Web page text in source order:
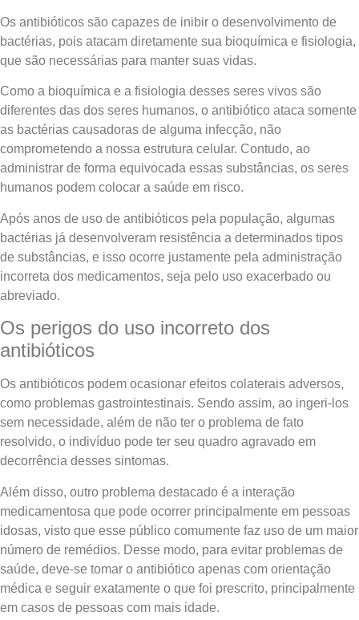
Os antibióticos são capazes de inibir o desenvolvimento de
bactérias, pois atacam diretamente sua bioquímica e fisiologia,
que são necessárias para manter suas vidas.
Como a bioquímica e a fisiologia desses seres vivos são
diferentes das dos seres humanos, o antibiótico ataca somente
as bactérias causadoras de alguma infecção, não
comprometendo a nossa estrutura celular. Contudo, ao
administrar de forma equivocada essas substâncias, os seres
humanos podem colocar a saúde em risco.
Após anos de uso de antibióticos pela população, algumas
bactérias já desenvolveram resistência a determinados tipos
de substâncias, e isso ocorre justamente pela administração
incorreta dos medicamentos, seja pelo uso exacerbado ou
abreviado.
Os perigos do uso incorreto dos
antibióticos
Os antibióticos podem ocasionar efeitos colaterais adversos,
como problemas gastrointestinais. Sendo assim, ao ingeri-los
sem necessidade, além de não ter o problema de fato
resolvido, o indivíduo pode ter seu quadro agravado em
decorrência desses sintomas.
Além disso, outro problema destacado é a interação
medicamentosa que pode ocorrer principalmente em pessoas
idosas, visto que esse público comumente faz uso de um maior
número de remédios. Desse modo, para evitar problemas de
saúde, deve-se tomar o antibiótico apenas com orientação
médica e seguir exatamente o que foi prescrito, principalmente
em casos de pessoas com mais idade.